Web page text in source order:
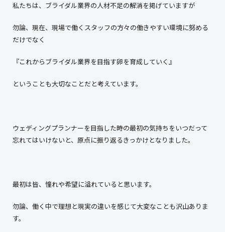
私たちは、ブライダル業界の人材不足の解消を掲げていますが
勿論、現在、現場で働くスタッフの方々の働きやすい環境に努める
だけでなく
『これからブライダル業界を目指す卵を育成していく』
ということも大切なことだと考えています。
ウェディングプランナーを目指した時の最初の気持ちをいつだって
忘れてはいけないと、原点に振り返るきっかけとなりました。
最初は皆、憧れや希望に溢れていると思います。
勿論、働く中で理想と現実の違いを感じて大変なことも沢山ありま
す。